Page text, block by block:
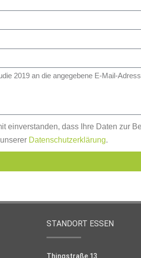
einverstanden, dass Ihre Daten zur
Datenschutzerklärung.
STANDORT ESSEN
Thingstraße 13